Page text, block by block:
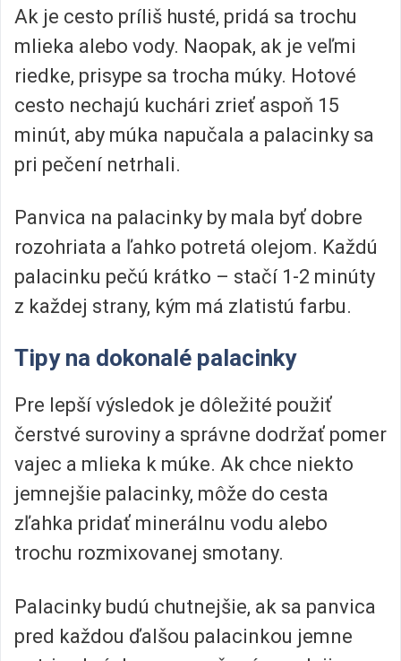
Ak je cesto príliš husté, pridá sa trochu
mlieka alebo vody. Naopak, ak je veľmi
riedke, prisype sa trocha múky. Hotové
cesto nechajú kuchári zrieť aspoň 15
minút, aby múka napučala a palacinky sa
pri pečení netrhali.
Panvica na palacinky by mala byť dobre
rozohriata a ľahko potretá olejom. Každú
palacinku pečú krátko – stačí 1-2 minúty
z každej strany, kým má zlatistú farbu.
Tipy na dokonalé palacinky
Pre lepší výsledok je dôležité použiť
čerstvé suroviny a správne dodržať pomer
vajec a mlieka k múke. Ak chce niekto
jemnejšie palacinky, môže do cesta
zľahka pridať minerálnu vodu alebo
trochu rozmixovanej smotany.
Palacinky budú chutnejšie, ak sa panvica
pred každou ďalšou palacinkou jemne